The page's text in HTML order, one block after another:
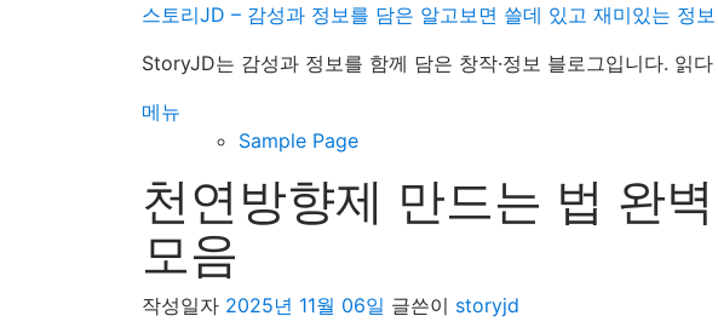
스토리JD – 감성과 정보를 담은 알고보면 쓸데 있고 재미있는 정
StoryJD는 감성과 정보를 함께 담은 창작·정보 블로그입니다. 읽
메뉴
Sample Page
천연방향제 만드는 법 완
모음
작성일자 2025년 11월 06일 글쓴이 storyjd